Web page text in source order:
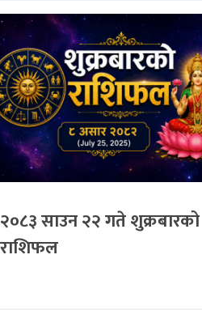
२०८३ साउन २२ गते शुक्रबारको
राशिफल